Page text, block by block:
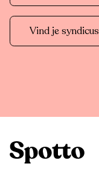
Vind je syndicus